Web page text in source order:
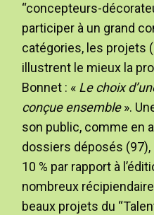
“concepteurs-
participer à un grand
catégories, les projets
illustrent le mieux la
Bonnet : « Le choix
conçue ensemble».
son public, comme en
dossiers déposés
10 % par rapport à
nombreux
beaux projets du